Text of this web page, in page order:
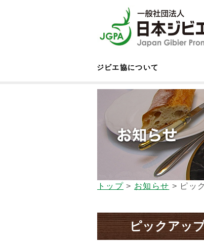
ジビエ協について
トップ > お知らせ > ピッ
ピックアッ